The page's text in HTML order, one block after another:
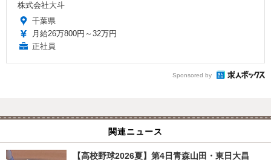
株式会社大斗
千葉県
月給26万800円～32万円
正社員
Sponsored by
関連ニュース
【高校野球2026夏】第4日青森山田・東日大昌